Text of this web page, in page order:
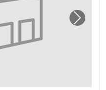
in Telfs